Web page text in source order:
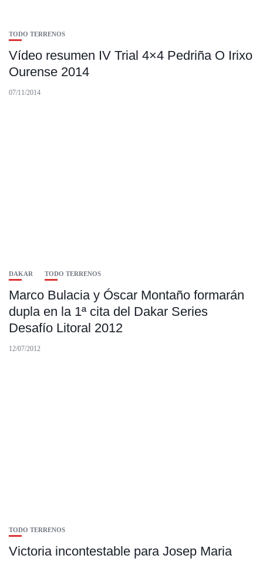
TODO TERRENOS
Vídeo resumen IV Trial 4×4 Pedriña O Irixo
Ourense 2014
07/11/2014
DAKAR TODO TERRENOS
Marco Bulacia y Óscar Montaño formarán
dupla en la 1ª cita del Dakar Series
Desafío Litoral 2012
12/07/2012
TODO TERRENOS
Victoria incontestable para Josep Maria